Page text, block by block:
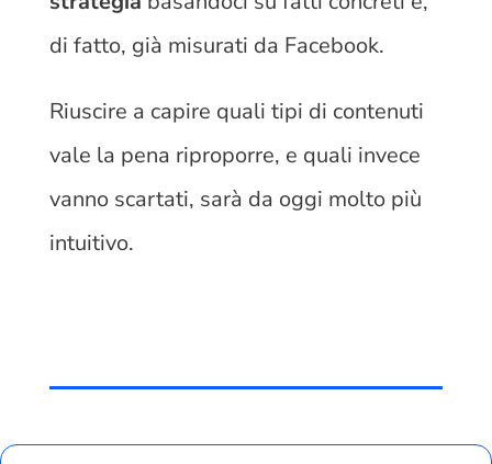
di fatto, già misurati da Facebook.
Riuscire a capire quali tipi di contenuti
vale la pena riproporre, e quali invece
vanno scartati, sarà da oggi molto più
intuitivo.